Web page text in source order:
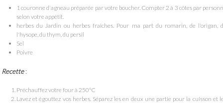
1 couronne d'agneau préparée par votre boucher. Compter 2 à 3 côtes par
selon votre appétit.
herbes du Jardin ou herbes fraîches. Pour ma part du romarin, de l'origan,
l'hysope, du thym, du persil
Sel
Poivre
Recette:
Préchauffez votre four à 250°C
Lavez et égouttez vos herbes. Séparez les en deux une partie pour la cuisson et